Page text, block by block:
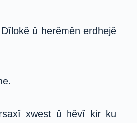
û herêmên erdhejê
xwest û hêvî kir ku